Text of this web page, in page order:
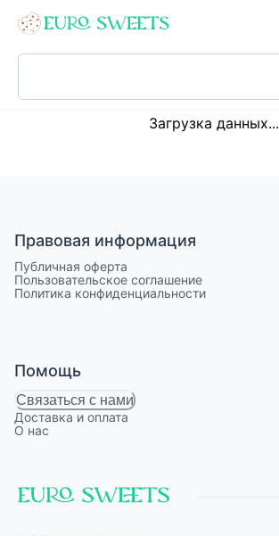
Loading...
Загрузка данных...
Правовая информация
Публичная оферта
Пользовательское соглашение
Политика конфиденциальности
Помощь
Связаться с нами
Доставка и оплата
О нас